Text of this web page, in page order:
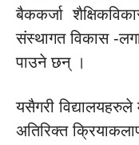
बैककर्जा
संस्थागत विकास -
पाउने छन् ।
यसैगरी
अतिरिक्त